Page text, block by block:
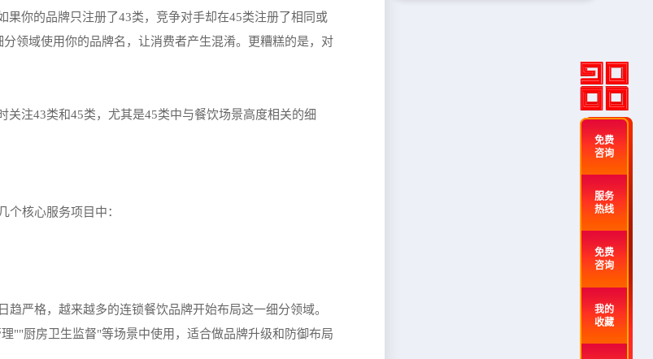
你的品牌只注册了43类，竞争对手却在45类注册了相同或
领域使用你的品牌名，让消费者产生混淆。更糟糕的是，对
注43类和45类，尤其是45类中与餐饮场景高度相关的细
个核心服务项目中：
严格，越来越多的连锁餐饮品牌开始布局这一细分领域。
""厨房卫生监督"等场景中使用，适合做品牌升级和防御布局
免费
咨询
服务
热线
免费
咨询
我的
收藏